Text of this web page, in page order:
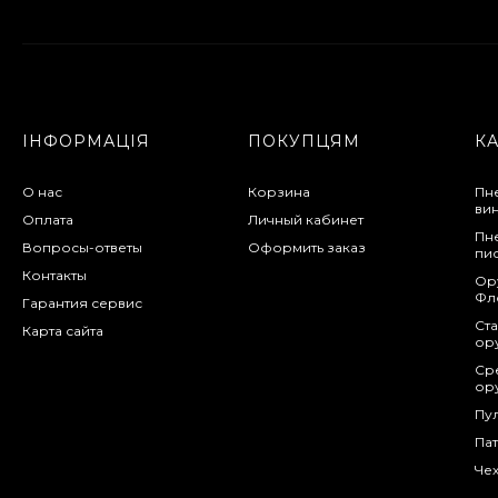
ІНФОРМАЦІЯ
О нас
Оплата
Вопросы-ответы
Контакты
Гарантия сервис
Карта сайта
ПОКУПЦЯМ
Корзина
Личный кабинет
Оформить заказ